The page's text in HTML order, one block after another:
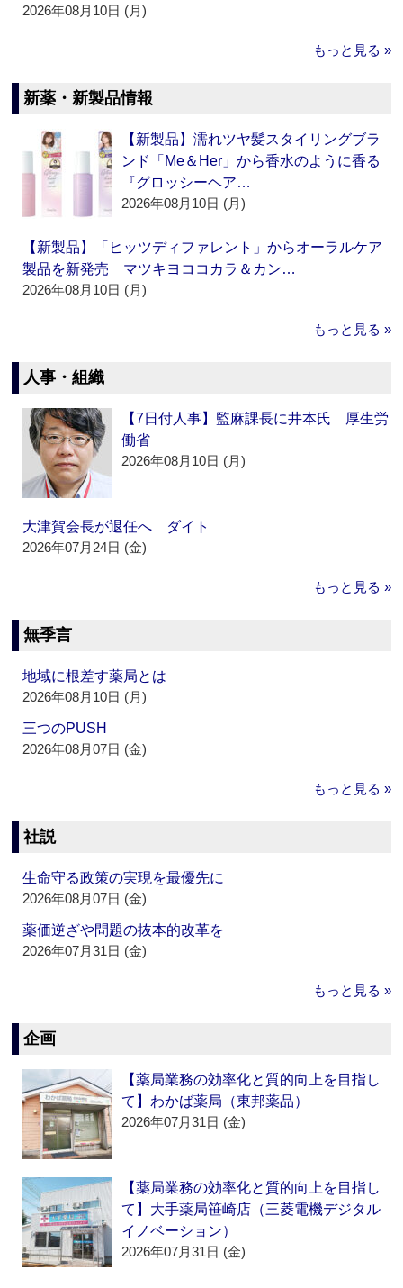
2026年08月10日 (月)
もっと見る »
新薬・新製品情報
【新製品】濡れツヤ髪スタイリングブラ
ンド「Me＆Her」から香水のように香る
『グロッシーヘア…
2026年08月10日 (月)
【新製品】「ヒッツディファレント」からオーラルケア
製品を新発売 マツキヨココカラ＆カン…
2026年08月10日 (月)
もっと見る »
人事・組織
【7日付人事】監麻課長に井本氏 厚生労
働省
2026年08月10日 (月)
大津賀会長が退任へ ダイト
2026年07月24日 (金)
もっと見る »
無季言
地域に根差す薬局とは
2026年08月10日 (月)
三つのPUSH
2026年08月07日 (金)
もっと見る »
社説
生命守る政策の実現を最優先に
2026年08月07日 (金)
薬価逆ざや問題の抜本的改革を
2026年07月31日 (金)
もっと見る »
企画
【薬局業務の効率化と質的向上を目指し
て】わかば薬局（東邦薬品）
2026年07月31日 (金)
【薬局業務の効率化と質的向上を目指し
て】大手薬局笹崎店（三菱電機デジタル
イノベーション）
2026年07月31日 (金)